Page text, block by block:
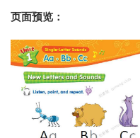
页面预览：